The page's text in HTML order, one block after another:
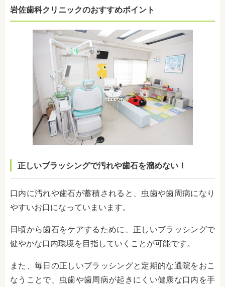
岩佐歯科クリニックのおすすめポイント
正しいブラッシングで汚れや歯石を溜めない！
口内に汚れや歯石が蓄積されると、虫歯や歯周病になり
やすいお口になっていまいます。
日頃から歯石をケアするために、正しいブラッシングで
健やかな口内環境を目指していくことが可能です。
また、毎日の正しいブラッシングと定期的な通院をおこ
なうことで、虫歯や歯周病が起きにくい健康な口内を手